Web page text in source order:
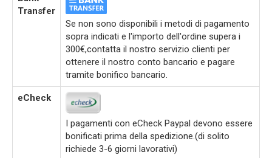
Transfer
Se non sono disponibili i metodi di pagamento
sopra indicati e l'importo dell'ordine supera i
300€,contatta il nostro servizio clienti per
ottenere il nostro conto bancario e pagare
tramite bonifico bancario.
eCheck
I pagamenti con eCheck Paypal devono essere
bonificati prima della spedizione.(di solito
richiede 3-6 giorni lavorativi)